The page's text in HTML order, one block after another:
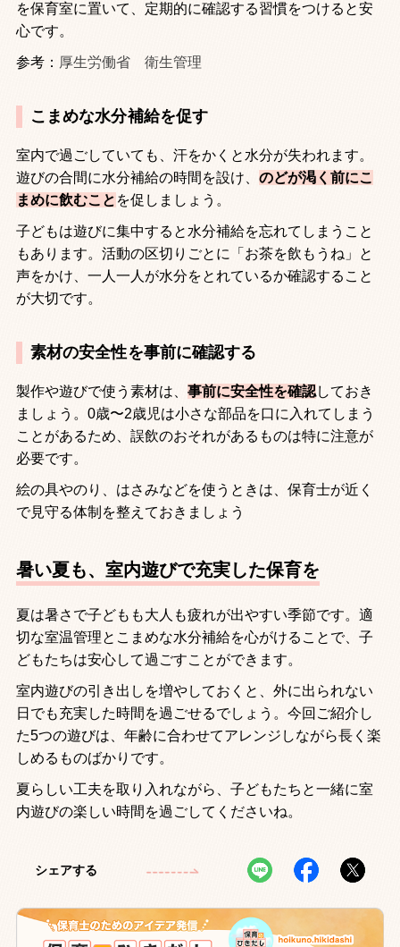
を保育室に置いて、定期的に確認する習慣をつけると安
心です。
参考： 厚生労働省 衛生管理
こまめな水分補給を促す
室内で過ごしていても、汗をかくと水分が失われます。
遊びの合間に水分補給の時間を設け、 のどが渇く前にこ
まめに飲むこと を促しましょう。
子どもは遊びに集中すると水分補給を忘れてしまうこと
もあります。活動の区切りごとに「お茶を飲もうね」と
声をかけ、一人一人が水分をとれているか確認すること
が大切です。
素材の安全性を事前に確認する
製作や遊びで使う素材は、 事前に安全性を確認しておき
ましょう。0歳〜2歳児は小さな部品を口に入れてしまう
ことがあるため、誤飲のおそれがあるものは特に注意が
必要です。
絵の具やのり、はさみなどを使うときは、保育士が近く
で見守る体制を整えておきましょう
暑い夏も、室内遊びで充実した保育を
夏は暑さで子どもも大人も疲れが出やすい季節です。適
切な室温管理とこまめな水分補給を心がけることで、子
どもたちは安心して過ごすことができます。
室内遊びの引き出しを増やしておくと、外に出られない
日でも充実した時間を過ごせるでしょう。今回ご紹介し
た5つの遊びは、年齢に合わせてアレンジしながら長く楽
しめるものばかりです。
夏らしい工夫を取り入れながら、子どもたちと一緒に室
内遊びの楽しい時間を過ごしてくださいね。
シェアする